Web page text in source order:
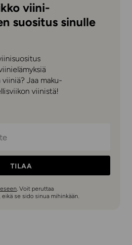
viini-
suositus sinulle
Jaa maku-
viinistä!
TILAA
. Voit peruttaa
se sido sinua mihinkään.